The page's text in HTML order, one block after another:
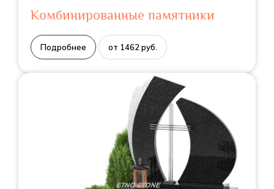
Комбинированные памятники
Подробнее от 1462 руб.